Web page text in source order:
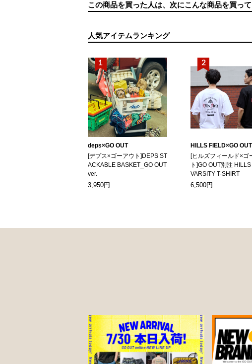
この商品を買った人は、次にこんな商品を買っ
人気アイテムランキング
deps×GO OUT
[デプス×ゴーアウト]DEPS ST
ACKABLE BASKET_GO OUT
ver.
3,950円
HILLS FIELD×GO OUT
[ヒルズフィールド×ゴ
ト]GO OUT別注
VARSITY T-SHIRT
6,500円